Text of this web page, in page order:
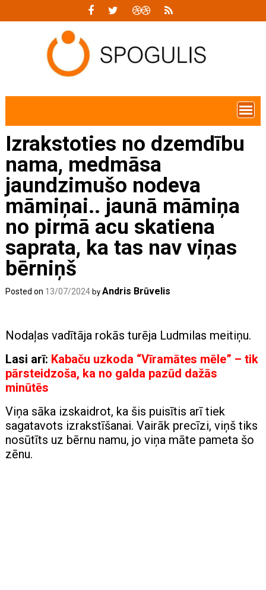
Izrakstoties no dzemdību
nama, medmāsa
jaundzimušo nodeva
māmiņai.. jaunā māmiņa
no pirmā acu skatiena
saprata, ka tas nav viņas
bērniņš
Posted on 13/07/2024 byAndris Brūvelis
Nodaļas vadītāja rokās turēja Ludmilas meitiņu.
Lasi arī: Kabaču uzkoda “Vīramātes mēle” – tik
pārsteidzoša, ka no galda pazūd dažās
minūtēs
Viņa sāka izskaidrot, ka šis puisītis arī tiek
sagatavots izrakstīšanai. Vairāk precīzi, viņš tiks
nosūtīts uz bērnu namu, jo viņa māte pameta šo
zēnu.